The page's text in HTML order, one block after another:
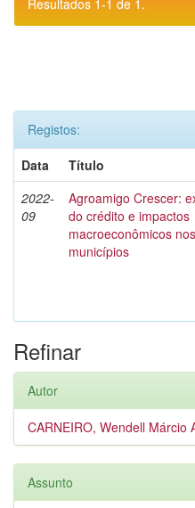
Resultados 1-1 de 1.
Registos:
Data
Título
2022-
09
Agroamigo Crescer:
do crédito e impactos
macroeconômicos nos
municípios
Refinar
Autor
CARNEIRO, Wendell Márcio
Assunto